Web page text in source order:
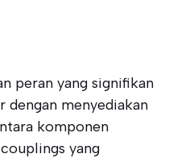
peran yang signifikan
dengan menyediakan
komponen
yang